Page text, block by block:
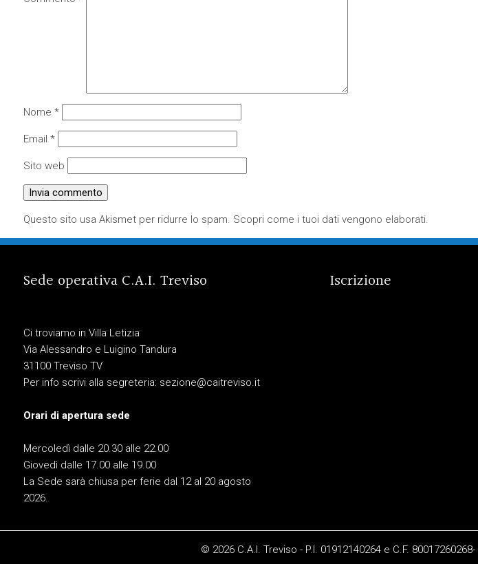
Nome *
Email *
Sito web
Questo sito usa Akismet per ridurre lo spam. Scopri come i tuoi dati vengono elaborati.
Sede operativa C.A.I. Treviso
Ci troviamo in Villa Letizia
Via Alessandro e Luigino Tandura
31100 Treviso TV
Per info scrivi alla segreteria: sezione@caitreviso.it
Orari di apertura sede
Mercoledì dalle 20.30 alle 22.00
Giovedì dalle 17.00 alle 19.00
La Sede sarà chiusa per ferie dal 12 al 20 agosto
2026.
Iscrizione
© 2026 C.A.I. Treviso - P.I. 01912140264 e C.F. 80017260268-